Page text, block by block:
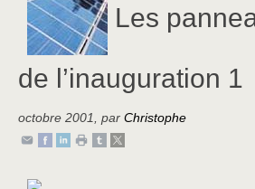
Les
de l’inauguration 1
octobre 2001, par Christophe